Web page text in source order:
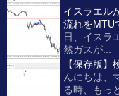
イスラエル
流れをMTU
日、イスラ
然ガスが...
【保存版
んにちは、
る時、もっ